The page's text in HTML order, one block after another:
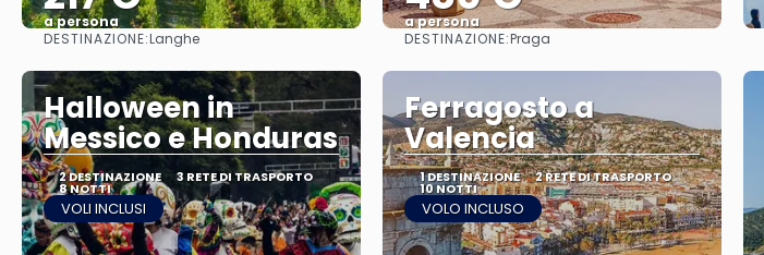
a persona
Vedere
DESTINAZIONE:Langhe
a persona
Vedere
DESTINAZIONE:Praga
Halloween in
Messico e Honduras
2 DESTINAZIONE 3 RETE DI TRASPORTO
8 NOTTI
VOLI INCLUSI
Ferragosto a
Valencia
1 DESTINAZIONE 2 RETE DI TRASPORTO
10 NOTTI
VOLO INCLUSO